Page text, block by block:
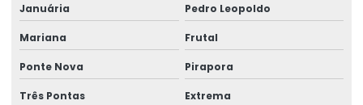
Januária Pedro Leopoldo
Mariana Frutal
Ponte Nova Pirapora
Três Pontas Extrema